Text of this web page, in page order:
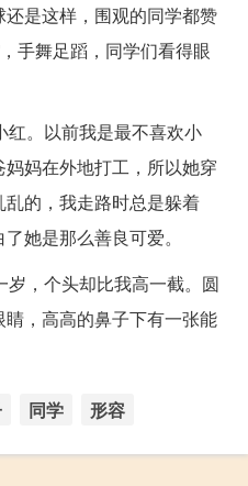
是这样，围观的同学都赞
手舞足蹈，同学们看得眼
红。以前我是最不喜欢小
妈在外地打工，所以她穿
的，我走路时总是躲着
她是那么善良可爱。
，个头却比我高一截。圆
，高高的鼻子下有一张能
同学 形容